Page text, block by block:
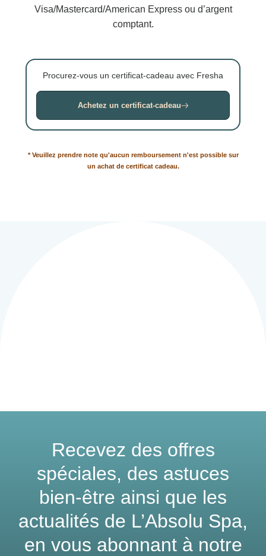
Visa/Mastercard/American Express ou d’argent
comptant.
Procurez-vous un certificat-cadeau avec Fresha
Achetez un certificat-cadeau
* Veuillez prendre note qu'aucun remboursement n'est possible sur
un achat de certificat cadeau.
Recevez des offres
spéciales, des astuces
bien-être ainsi que les
actualités de L’Absolu Spa,
en vous abonnant à notre